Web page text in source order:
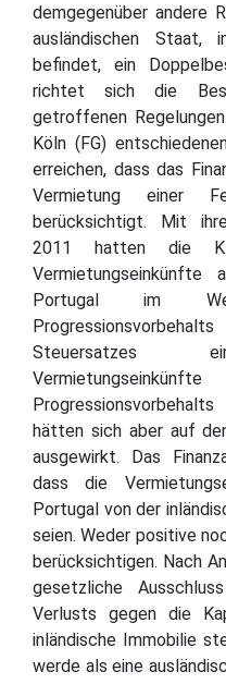
demgegenüber andere
ausländischen
befindet, ein
richtet sich die
getroffenen
Köln (FG)
erreichen, dass das
Vermietung einer
berücksichtigt. Mit
2011 hatten die
Vermietungseinkünfte
Portugal im
Steuersatzes
hätten sich aber auf
ausgewirkt. Das
dass die
Portugal von der
seien. Weder positive
berücksichtigen. Nach
gesetzliche
Verlusts gegen die
inländische Immobilie
werde als eine